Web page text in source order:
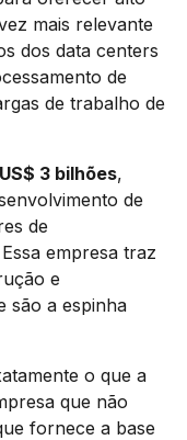
mais relevante
dos data centers
de
de trabalho de
US$ 3 bilhões,
de
de
empresa traz
e
são a espinha
o que a
que não
fornece a base